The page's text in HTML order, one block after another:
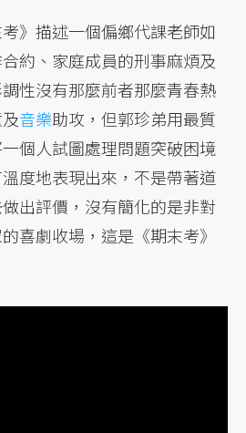
》描述一個偏鄉代課老師如
約、家庭成員的刑事麻煩及
性沒有那麼前者那麼青春熱
音樂助攻，但郭珍弟用最質
個人試圖處理問題突破困境
度地表現出來，不是帶著道
出評價，沒有簡化的是非對
喜劇收場，這是《期末考》